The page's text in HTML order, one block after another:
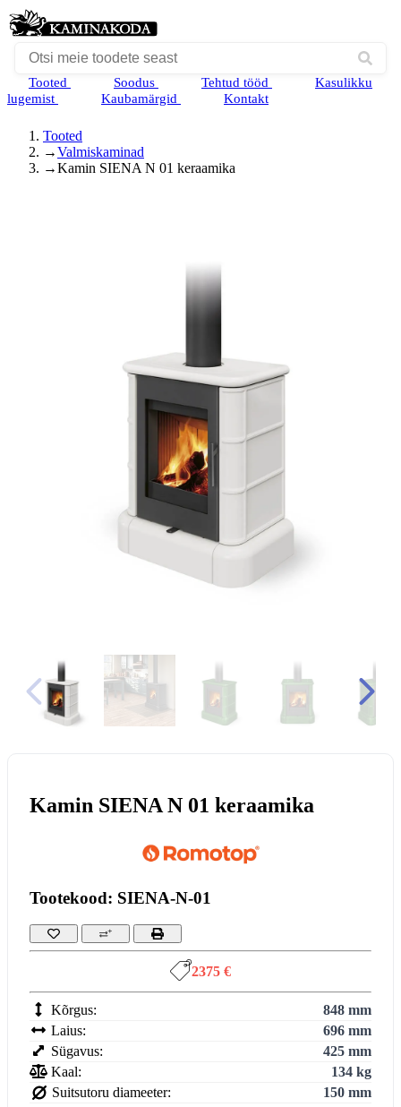
Tooted Soodus Tehtud tööd
Kasulikku
lugemist
Kaubamärgid Kontakt
Tooted
→Valmiskaminad
→Kamin SIENA N 01 keraamika
Kamin SIENA N 01 keraamika
Tootekood: SIENA-N-01
2375 €
Kõrgus:
848 mm
Laius:
696 mm
Sügavus:
425 mm
Kaal:
134 kg
Suitsutoru diameeter:
150 mm